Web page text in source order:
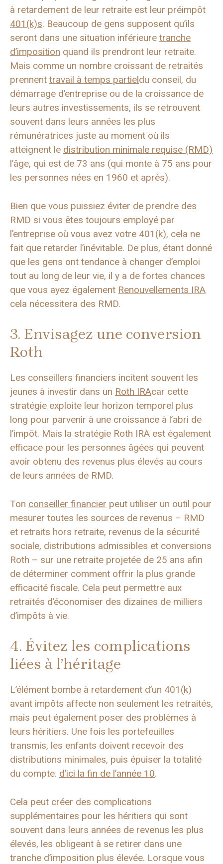
à retardement de leur retraite est leur préimpôt
401(k)s. Beaucoup de gens supposent qu’ils
seront dans une situation inférieure tranche
d’imposition quand ils prendront leur retraite.
Mais comme un nombre croissant de retraités
prennent travail à temps partieldu conseil, du
démarrage d’entreprise ou de la croissance de
leurs autres investissements, ils se retrouvent
souvent dans leurs années les plus
rémunératrices juste au moment où ils
atteignent le distribution minimale requise (RMD)
l’âge, qui est de 73 ans (qui monte à 75 ans pour
les personnes nées en 1960 et après).
Bien que vous puissiez éviter de prendre des
RMD si vous êtes toujours employé par
l’entreprise où vous avez votre 401(k), cela ne
fait que retarder l’inévitable. De plus, étant donné
que les gens ont tendance à changer d’emploi
tout au long de leur vie, il y a de fortes chances
que vous ayez également Renouvellements IRA
cela nécessitera des RMD.
3. Envisagez une conversion
Roth
Les conseillers financiers incitent souvent les
jeunes à investir dans un Roth IRAcar cette
stratégie exploite leur horizon temporel plus
long pour parvenir à une croissance à l’abri de
l’impôt. Mais la stratégie Roth IRA est également
efficace pour les personnes âgées qui peuvent
avoir obtenu des revenus plus élevés au cours
de leurs années de RMD.
Ton conseiller financier peut utiliser un outil pour
mesurer toutes les sources de revenus – RMD
et retraits hors retraite, revenus de la sécurité
sociale, distributions admissibles et conversions
Roth – sur une retraite projetée de 25 ans afin
de déterminer comment offrir la plus grande
efficacité fiscale. Cela peut permettre aux
retraités d’économiser des dizaines de milliers
d’impôts à vie.
4. Évitez les complications
liées à l’héritage
L’élément bombe à retardement d’un 401(k)
avant impôts affecte non seulement les retraités,
mais peut également poser des problèmes à
leurs héritiers. Une fois les portefeuilles
transmis, les enfants doivent recevoir des
distributions minimales, puis épuiser la totalité
du compte. d’ici la fin de l’année 10.
Cela peut créer des complications
supplémentaires pour les héritiers qui sont
souvent dans leurs années de revenus les plus
élevés, les obligeant à se retirer dans une
tranche d’imposition plus élevée. Lorsque vous